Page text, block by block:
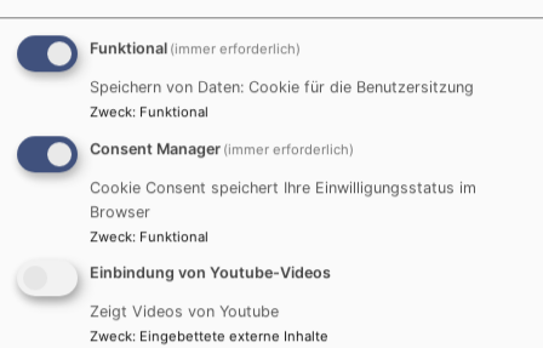
Evangelisch-Lutherische
Kirchengemeinde Wassermungenau
Hauptnavigation
Startseite
Kreuzweg St. Andreaskirche - Stationen I - VII
12 - Station XII - Die Frauen am Ostermorgen
12 - Station XII - Die
Funktional (immer erforderlich)
Speichern von Daten: Cookie für die Benutzersitzung
Zweck: Funktional
Consent Manager (immer erforderlich)
Cookie Consent speichert Ihre Einwilligungsstatus im
Browser
Zweck: Funktional
Einbindung von Youtube-Videos
Zeigt Videos von Youtube
Zweck: Eingebettete externe Inhalte